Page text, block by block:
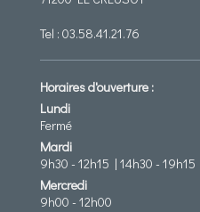
Tel : 03.58.41.21.76
Horaires d'ouverture :
Lundi
Fermé
Mardi
9h30 - 12h15 | 14h30 - 19h15
Mercredi
9h00 - 12h00